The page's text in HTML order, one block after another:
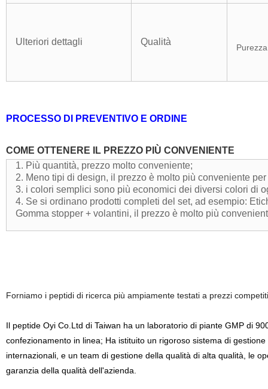
Ulteriori dettagli Qualità
PROCESSO DI PREVENTIVO E ORDINE
COME OTTENERE IL PREZZO PIÙ CONVENIENTE
1. Più quantità, prezzo molto conveniente;
2. Meno tipi di design, il prezzo è molto più conveniente
3. i colori semplici sono più economici dei diversi colori di
4. Se si ordinano prodotti completi del set, ad esempio:
Gomma stopper + volantini, il prezzo è molto più
Forniamo i peptidi di ricerca più ampiamente testati a prezzi
Il peptide Oyi Co.Ltd di Taiwan ha un laboratorio di piante GMP di
confezionamento in linea; Ha istituito un rigoroso sistema di
internazionali, e un team di gestione della qualità di alta qualità, le
garanzia della qualità dell'azienda.